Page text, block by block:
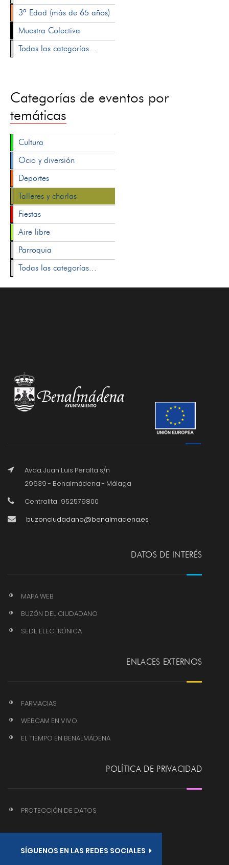
3ª Edad (más de 65 años)
Muestra Colectiva
Todas las categorías...
Categorías de eventos por
temáticas
Cultura
Ocio y diversión
Deportes
Talleres y charlas
Fiestas
Aire libre
Parroquia
Todas las categorías...
Avda. Juan Luis Peralta s/n
29639 - Benalmádena - Málaga
Centralita : 952579800
buzonciudadano@benalmadena.es
DATOS DE INTERÉS
MAPA WEB
BUZÓN DEL CIUDADANO
SEDE ELECTRÓNICA
ENLACES EXTERNOS
FARMACIAS
WEBCAM EN VIVO
EL TIEMPO EN BENALMÁDENA
POLÍTICA DE PRIVACIDAD
PROTECCIÓN DE DATOS
SÍGUENOS EN LAS REDES SOCIALES